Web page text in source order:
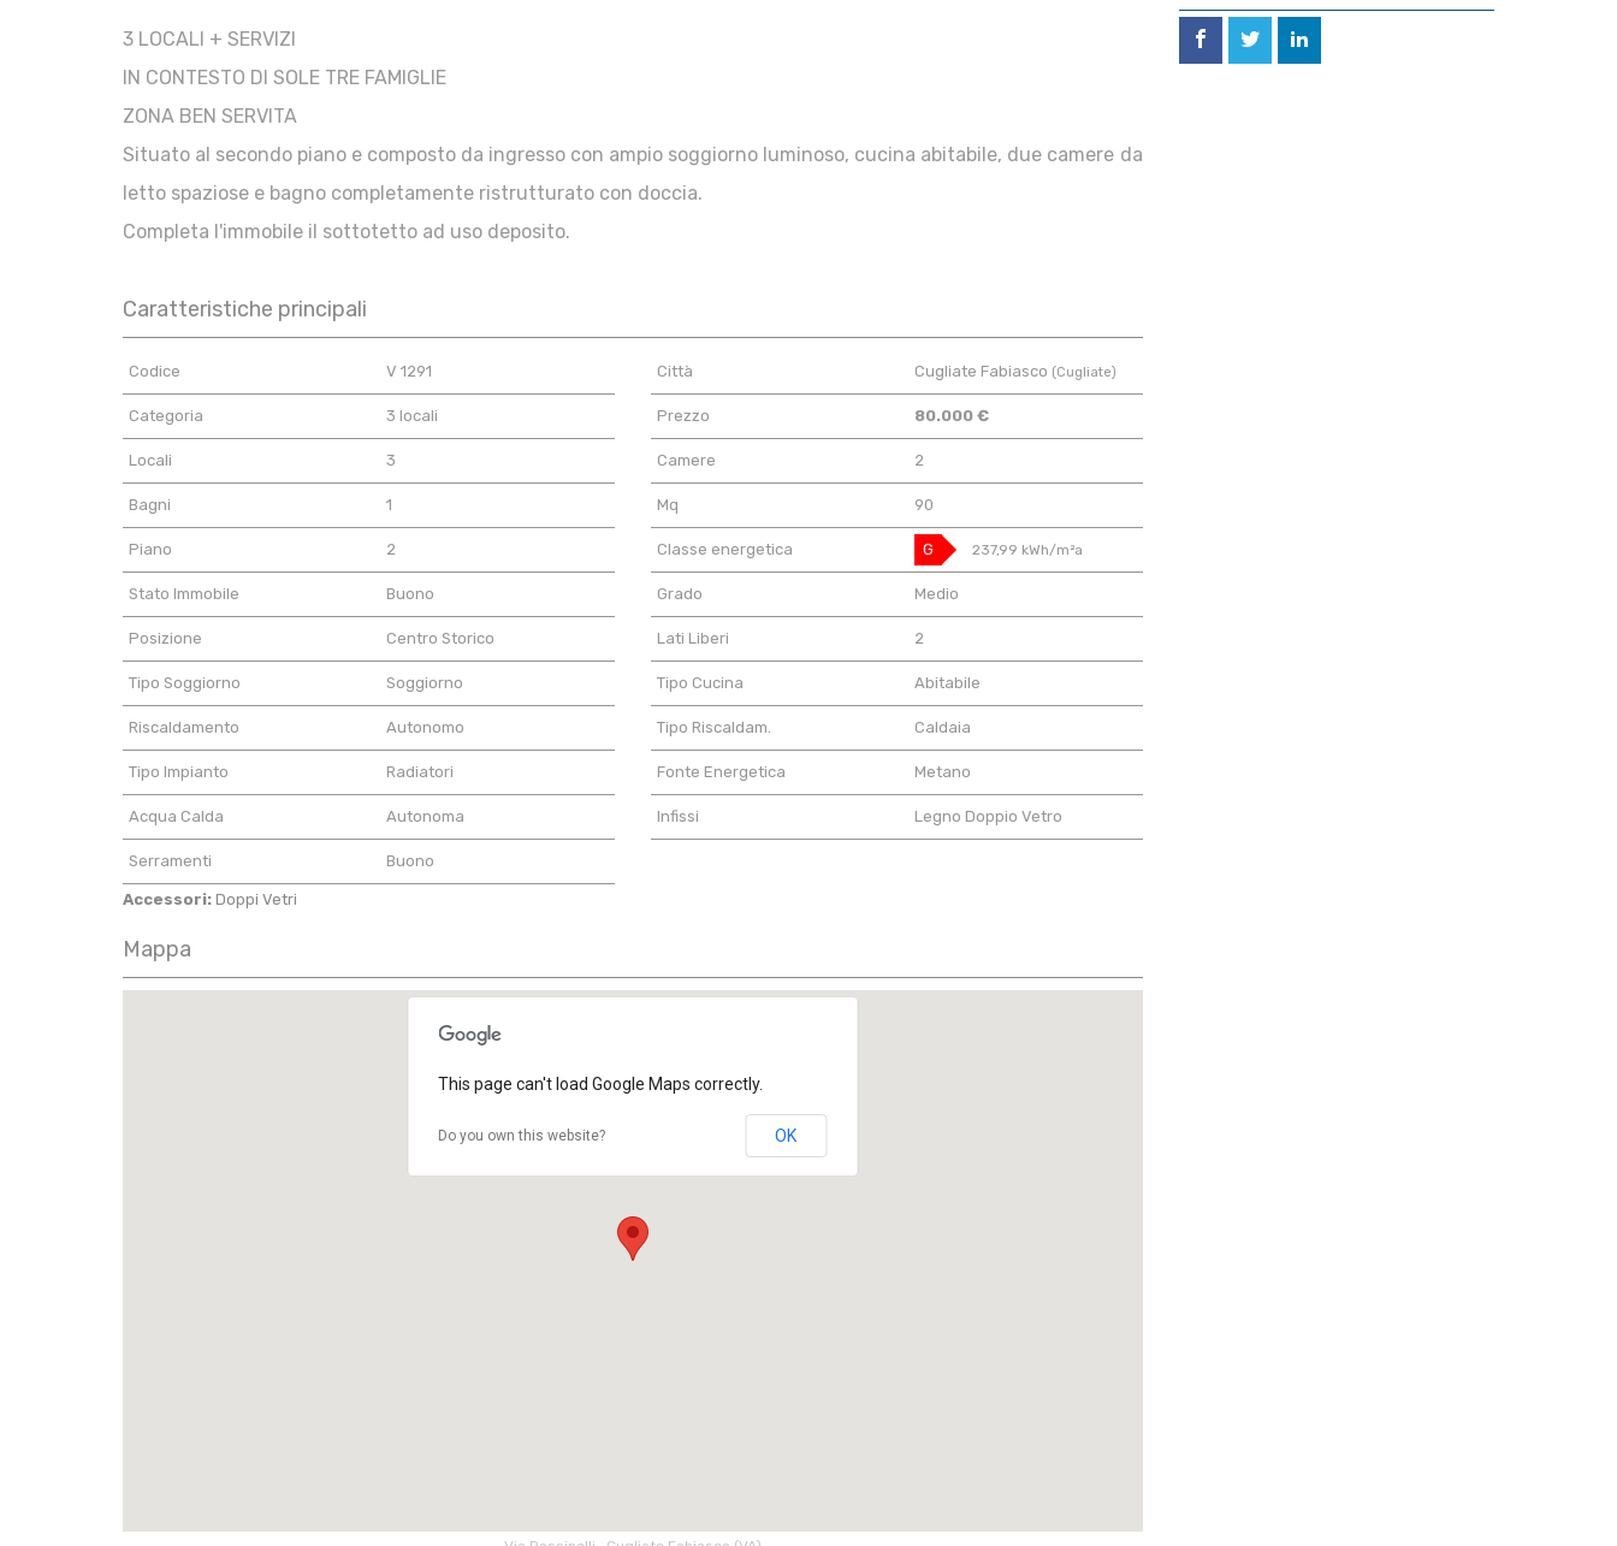
3 LOCALI + SERVIZI
IN CONTESTO DI SOLE TRE FAMIGLIE
ZONA BEN SERVITA
Situato al secondo piano e composto da ingresso con ampio soggiorno luminoso, cucina abitabile, due camere da
letto spaziose e bagno completamente ristrutturato con doccia.
Completa l'immobile il sottotetto ad uso deposito.
Caratteristiche principali
Codice V 1291 Città Cugliate Fabiasco (Cugliate)
Categoria 3 locali Prezzo 80.000 €
Locali 3 Camere 2
Bagni 1 Mq 90
Piano 2 Classe energetica G 237,99 kWh/m²a
Stato Immobile Buono Grado Medio
Posizione Centro Storico Lati Liberi 2
Tipo Soggiorno Soggiorno Tipo Cucina Abitabile
Riscaldamento Autonomo Tipo Riscaldam. Caldaia
Tipo Impianto Radiatori Fonte Energetica Metano
Acqua Calda Autonoma Infissi Legno Doppio Vetro
Serramenti Buono
Accessori: Doppi Vetri
Mappa
This page can't load Google Maps correctly.
Do you own this website? OK